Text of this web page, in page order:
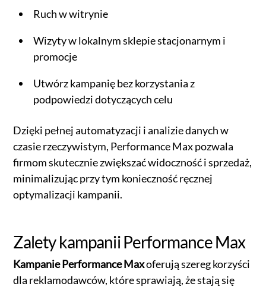
Ruch w witrynie
Wizyty w lokalnym sklepie stacjonarnym i
promocje
Utwórz kampanię bez korzystania z
podpowiedzi dotyczących celu
Dzięki pełnej automatyzacji i analizie danych w
czasie rzeczywistym, Performance Max pozwala
firmom skutecznie zwiększać widoczność i sprzedaż,
minimalizując przy tym konieczność ręcznej
optymalizacji kampanii.
Zalety kampanii Performance Max
Kampanie Performance Maxoferują szereg korzyści
dla reklamodawców, które sprawiają, że stają się